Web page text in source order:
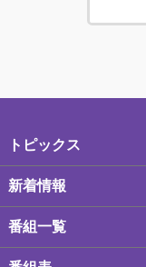
トピックス
新着情報
番組一覧